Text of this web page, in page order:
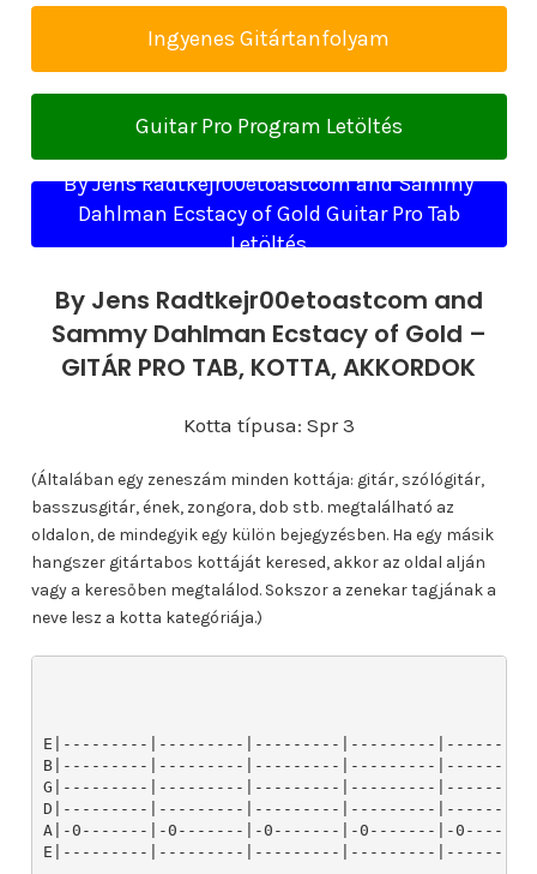
Ingyenes Gitártanfolyam
Guitar Pro Program Letöltés
By Jens Radtkejr00etoastcom and Sammy
Dahlman Ecstacy of Gold Guitar Pro Tab
Letöltés
By Jens Radtkejr00etoastcom and
Sammy Dahlman Ecstacy of Gold –
GITÁR PRO TAB, KOTTA, AKKORDOK
Kotta típusa: Spr 3
(Általában egy zeneszám minden kottája: gitár, szólógitár,
basszusgitár, ének, zongora, dob stb. megtalálható az
oldalon, de mindegyik egy külön bejegyzésben. Ha egy másik
hangszer gitártabos kottáját keresed, akkor az oldal alján
vagy a keresőben megtalálod. Sokszor a zenekar tagjának a
neve lesz a kotta kategóriája.)
E|---------|---------|---------|---------
B|---------|---------|---------|---------
G|---------|---------|---------|---------
D|---------|---------|---------|---------
A|-0-------|-0-------|-0-------|-0-------|-
E|---------|---------|---------|---------